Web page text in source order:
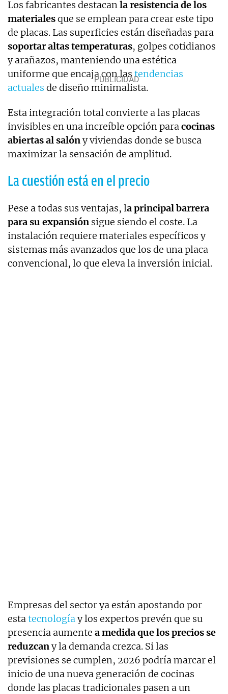
Los fabricantes destacanla resistencia de los
materialesque se emplean para crear este tipo
de placas. Las superficies están diseñadas para
soportar altas temperaturas, golpes cotidianos
y arañazos, manteniendo una estética
uniforme que encaja con lastendencias
actuales de diseño minimalista.
Esta integración total convierte a las placas
invisibles en una increíble opción paracocinas
abiertas al salóny viviendas donde se busca
maximizar la sensación de amplitud.
La cuestión está en el precio
Pese a todas sus ventajas, la principal barrera
para su expansión sigue siendo el coste. La
instalación requiere materiales específicos y
sistemas más avanzados que los de una placa
convencional, lo que eleva la inversión inicial.
Empresas del sector ya están apostando por
estatecnologíay los expertos prevén que su
presencia aumente a medida que los precios se
reduzcany la demanda crezca. Si las
previsiones se cumplen, 2026 podría marcar el
inicio de una nueva generación de cocinas
donde las placas tradicionales pasen a un